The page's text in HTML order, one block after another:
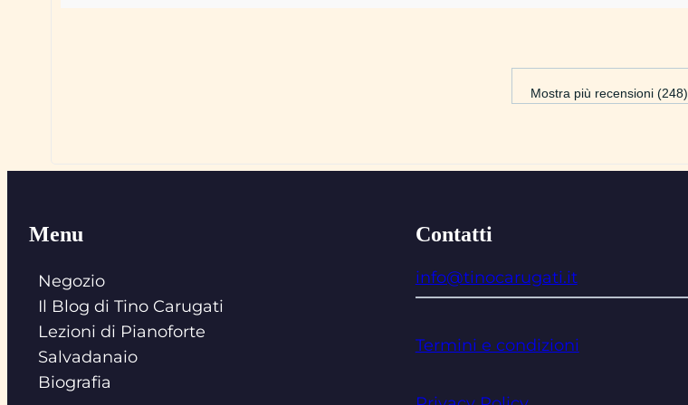
Mostra più recensioni (248)
Menu
Negozio
Il Blog di Tino Carugati
Lezioni di Pianoforte
Salvadanaio
Biografia
Contatti
info@tinocarugati.it
Termini e condizioni